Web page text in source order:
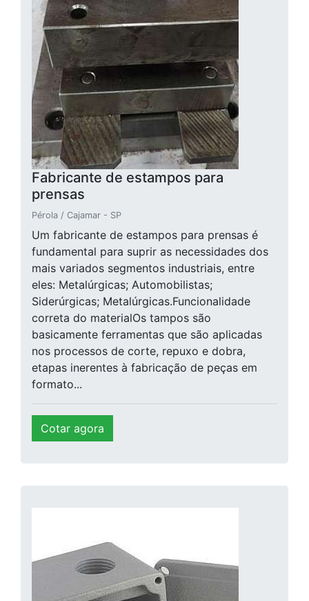
Fabricante de estampos para
prensas
Pérola / Cajamar - SP
Um fabricante de estampos para prensas é
fundamental para suprir as necessidades dos
mais variados segmentos industriais, entre
eles: Metalúrgicas; Automobilistas;
Siderúrgicas; Metalúrgicas.Funcionalidade
correta do materialOs tampos são
basicamente ferramentas que são aplicadas
nos processos de corte, repuxo e dobra,
etapas inerentes à fabricação de peças em
formato...
Cotar agora